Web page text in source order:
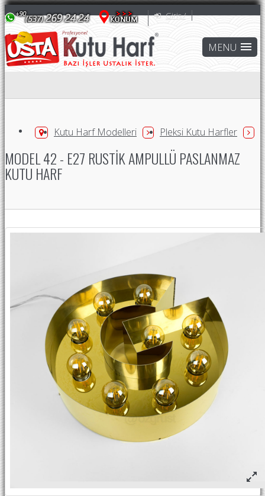
Giriş /
Kutu Harf Modelleri Pleksi Kutu Harfler
MODEL 42 - E27 RUSTIK AMPULLÜ PASLANMAZ
KUTU HARF